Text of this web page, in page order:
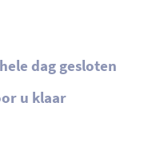
dag gesloten
u klaar